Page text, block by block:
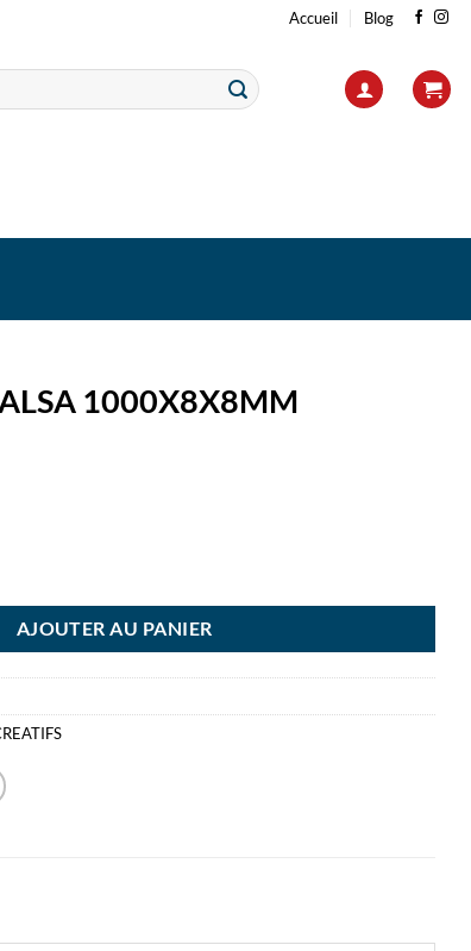
Accueil Blog
1000X8X8MM
AJOUTER AU PANIER